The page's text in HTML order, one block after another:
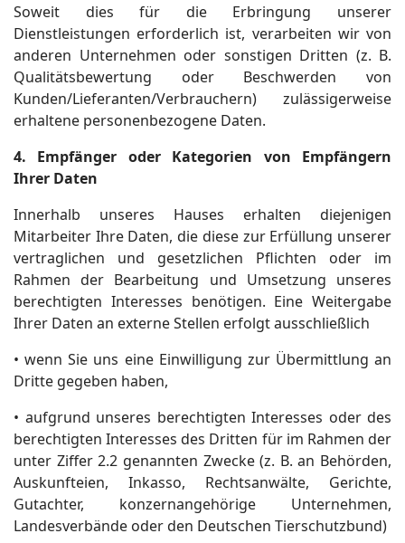
Soweit dies für die Erbringung unserer
Dienstleistungen erforderlich ist, verarbeiten wir von
anderen Unternehmen oder sonstigen Dritten (z. B.
Qualitätsbewertung oder Beschwerden von
Kunden/Lieferanten/Verbrauchern) zulässigerweise
erhaltene personenbezogene Daten.
4. Empfänger oder Kategorien von Empfängern
Ihrer Daten
Innerhalb unseres Hauses erhalten diejenigen
Mitarbeiter Ihre Daten, die diese zur Erfüllung unserer
vertraglichen und gesetzlichen Pflichten oder im
Rahmen der Bearbeitung und Umsetzung unseres
berechtigten Interesses benötigen. Eine Weitergabe
Ihrer Daten an externe Stellen erfolgt ausschließlich
• wenn Sie uns eine Einwilligung zur Übermittlung an
Dritte gegeben haben,
• aufgrund unseres berechtigten Interesses oder des
berechtigten Interesses des Dritten für im Rahmen der
unter Ziffer 2.2 genannten Zwecke (z. B. an Behörden,
Auskunfteien, Inkasso, Rechtsanwälte, Gerichte,
Gutachter, konzernangehörige Unternehmen,
Landesverbände oder den Deutschen Tierschutzbund)